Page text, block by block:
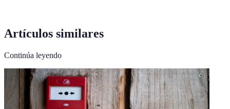
Artículos similares
Continúa leyendo